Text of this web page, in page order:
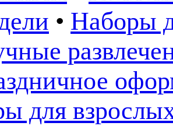
• Наборы
для